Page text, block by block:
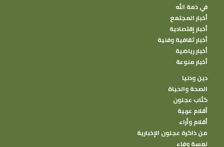
في ذمة الله
أخبار المجتمع
أخبار إقتصادية
أخبار ثقافية وفنية
أخبار رياضية
أخبار منوعة
دين ودنيا
الصحة والحياة
كتًاب عجلون
أقلام عربية
أقلام وأراء
من ذاكرة عجلون الإخبارية
لمسة وفاء